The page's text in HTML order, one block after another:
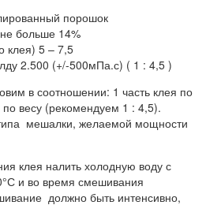
порошок
больше 14%
клея) 5 – 7,5
2.500 (+/-500мПа.с) ( 1 : 4,5 )
в соотношении: 1 часть клея по
весу (рекомендуем 1 : 4,5).
мешалки, желаемой мощности
клея налить холодную воду с
и во время смешивания
должно быть интенсивно,